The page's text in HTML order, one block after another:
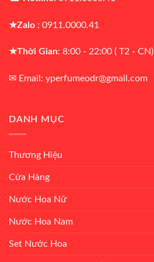
★Zalo : 0911.0000.41
★Thời Gian: 8:00 - 22:00 ( T2 - CN)
✉ Email: yperfumeodr@gmail.com
DANH MỤC
Thương Hiệu
Cửa Hàng
Nước Hoa Nữ
Nước Hoa Nam
Set Nước Hoa